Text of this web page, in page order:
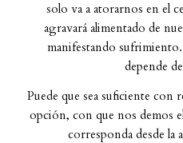
solo va a atorarnos en el
agravará alimentado de
manifestando
depende
Puede que sea suficiente con
opción, con que nos demos
corresponda desde la